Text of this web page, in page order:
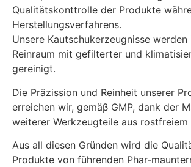
Qualitätskonttrolle der Produkte
Herstellungsverfahrens.
Unsere Kautschukerzeugnisse werden
Reinraum mit gefilterter und
gereinigt.
Die Präzission und Reinheit unserer
erreichen wir, gemäβ GMP, dank der
weiterer Werkzeugteile aus rostfreiem
Aus all diesen Gründen wird die
Produkte von führenden Phar-